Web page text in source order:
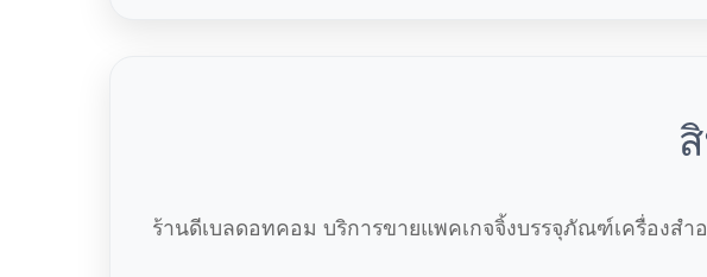
ร้านดีเบลดอทคอม บริการขายแพคเกจจิ้งบรรจุภัณฑ์เครื่องสำ